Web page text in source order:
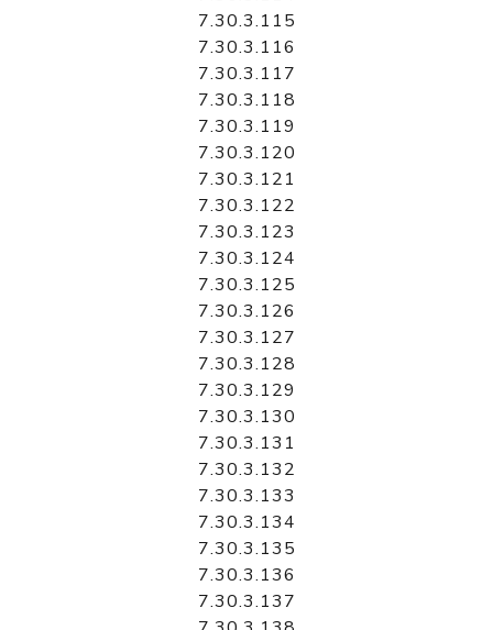
7.30.3.115
7.30.3.116
7.30.3.117
7.30.3.118
7.30.3.119
7.30.3.120
7.30.3.121
7.30.3.122
7.30.3.123
7.30.3.124
7.30.3.125
7.30.3.126
7.30.3.127
7.30.3.128
7.30.3.129
7.30.3.130
7.30.3.131
7.30.3.132
7.30.3.133
7.30.3.134
7.30.3.135
7.30.3.136
7.30.3.137